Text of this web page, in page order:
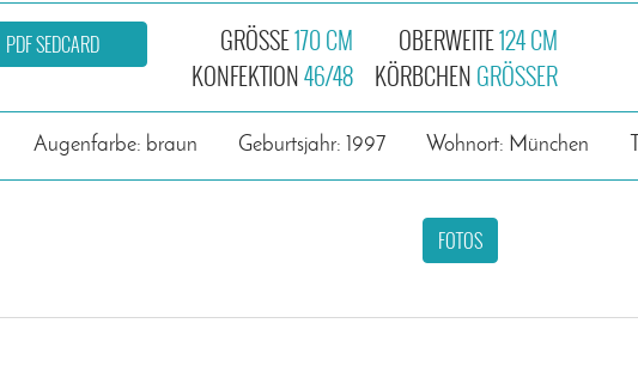
GRÖSSE170 CM
KONFEKTION46/48
OBERWEITE124 CM
KÖRBCHEN GRÖSSER
PDF SEDCARD
Augenfarbe: braun Geburtsjahr: 1997 Wohnort: München
FOTOS